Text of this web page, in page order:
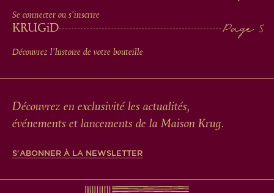
Se connecter ou s'inscrire
KRUGiD
Découvrez l'histoire de votre bouteille
Découvrez en exclusivité les actualités,
événements et lancements de la Maison Krug.
S'ABONNER À LA NEWSLETTER